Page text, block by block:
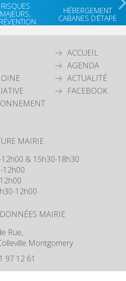
RISQUES
MAJEURS,
HÉBERGEMENT
CABANES D’ÉTAPE
ACCUEIL
AGENDA
ACTUALITÉ
FACEBOOK
MAIRIE
12h00 & 15h30-18h30
12h00
12h00
MAIRIE
Rue,
Montgomery
97 12 61